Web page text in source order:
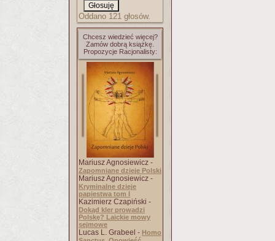
Oddano 121 głosów.
Chcesz wiedzieć więcej?
Zamów dobrą książkę.
Propozycje Racjonalisty:
Mariusz Agnosiewicz -
Zapomniane dzieje Polski
Mariusz Agnosiewicz -
Kryminalne dzieje
papiestwa tom I
Kazimierz Czapiński -
Dokąd kler prowadzi
Polskę? Laickie mowy
sejmowe
Lucas L. Grabeel - Homo